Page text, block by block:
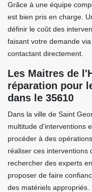
Grâce à une équipe
est bien pris en charge.
définir le coût des
faisant votre demande
contactant directement.
Les Maitres de
réparation pour
dans le 35610
Dans la ville de Saint
multitude d'interventions
procéder à des
réaliser ces interventions
rechercher des experts
proposer de faire
des matériels